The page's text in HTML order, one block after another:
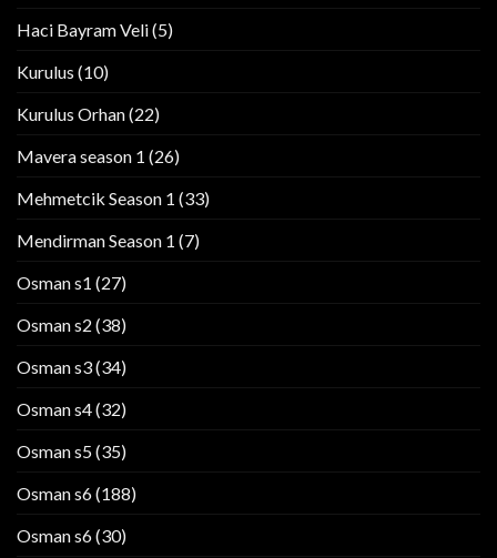
Haci Bayram Veli(5)
Kurulus (10)
Kurulus Orhan(22)
Mavera season 1 (26)
Mehmetcik Season 1 (33)
Mendirman Season 1 (7)
Osman s1 (27)
Osman s2 (38)
Osman s3(34)
Osman s4(32)
Osman s5(35)
Osman s6(188)
Osman s6(30)